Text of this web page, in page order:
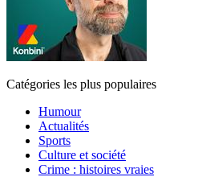
Catégories les plus populaires
Humour
Actualités
Sports
Culture et société
Crime : histoires vraies